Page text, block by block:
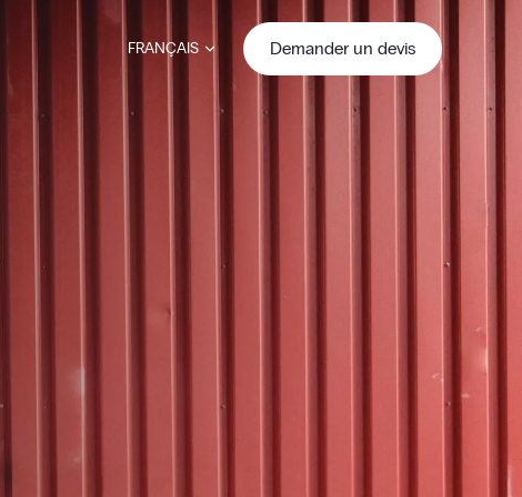
FRANÇAIS Demander un devis